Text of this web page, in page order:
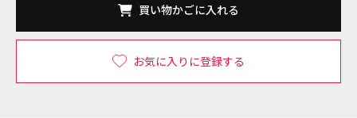
買い物かごに入れる
お気に入りに登録する